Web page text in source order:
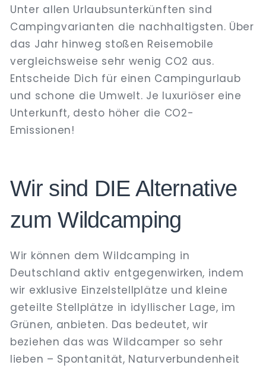
Unter allen Urlaubsunterkünften sind
Campingvarianten die nachhaltigsten. Über
das Jahr hinweg stoßen Reisemobile
vergleichsweise sehr wenig CO2 aus.
Entscheide Dich für einen Campingurlaub
und schone die Umwelt. Je luxuriöser eine
Unterkunft, desto höher die CO2-
Emissionen!
Wir sind DIE Alternative
zum Wildcamping
Wir können dem Wildcamping in
Deutschland aktiv entgegenwirken, indem
wir exklusive Einzelstellplätze und kleine
geteilte Stellplätze in idyllischer Lage, im
Grünen, anbieten. Das bedeutet, wir
beziehen das was Wildcamper so sehr
lieben – Spontanität, Naturverbundenheit